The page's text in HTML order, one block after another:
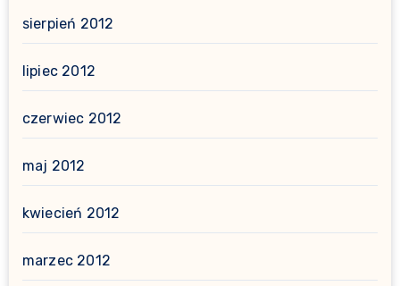
sierpień 2012
lipiec 2012
czerwiec 2012
maj 2012
kwiecień 2012
marzec 2012